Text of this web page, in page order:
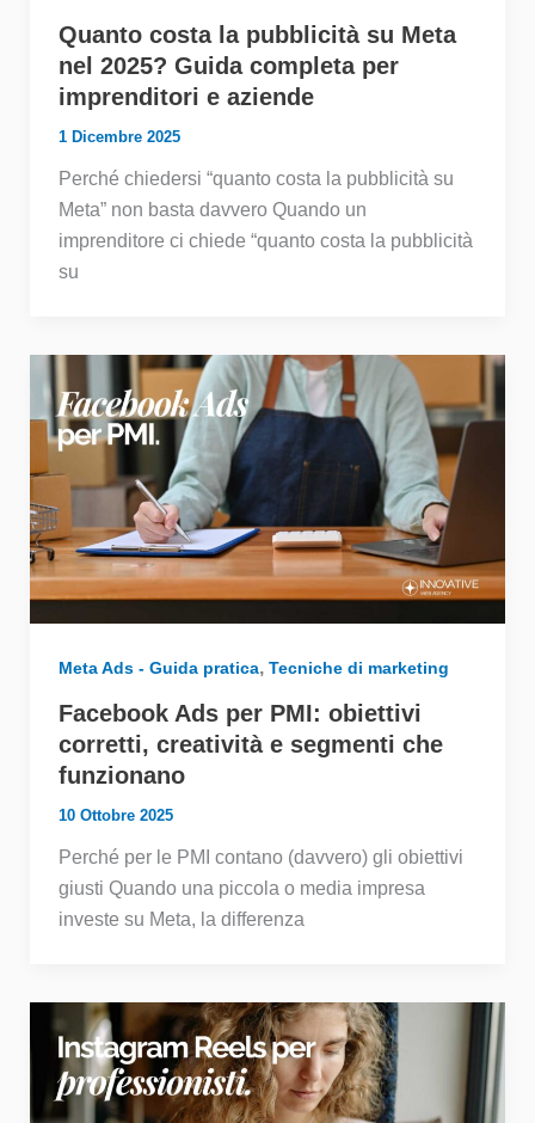
Quanto costa la pubblicità su Meta
nel 2025? Guida completa per
imprenditori e aziende
1 Dicembre 2025
Perché chiedersi “quanto costa la pubblicità su
Meta” non basta davvero Quando un
imprenditore ci chiede “quanto costa la pubblicità
su
Meta Ads - Guida pratica, Tecniche di marketing
Facebook Ads per PMI: obiettivi
corretti, creatività e segmenti che
funzionano
10 Ottobre 2025
Perché per le PMI contano (davvero) gli obiettivi
giusti Quando una piccola o media impresa
investe su Meta, la differenza